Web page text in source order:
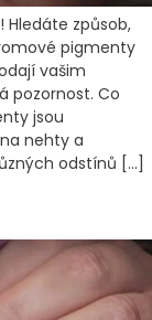
způsob,
pigmenty
vašim
pozornost. Co
jsou
nehty a
odstínů […]